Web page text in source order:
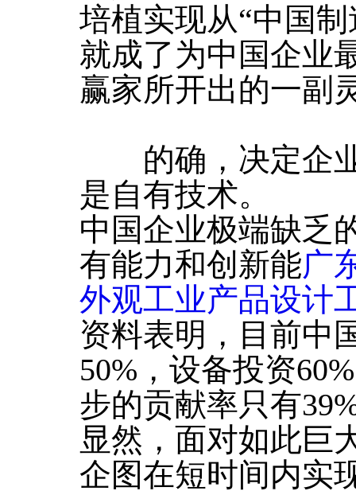
培植实现从“中国
就成了为中国企业
赢家所开出的一副
的确，决定企业
是自有技术。
中国企业极端缺乏
有能力和创新能广
外观工业产品设计
资料表明，目前中
50%，设备投资
步的贡献率只有
显然，面对如此巨
企图在短时间内实